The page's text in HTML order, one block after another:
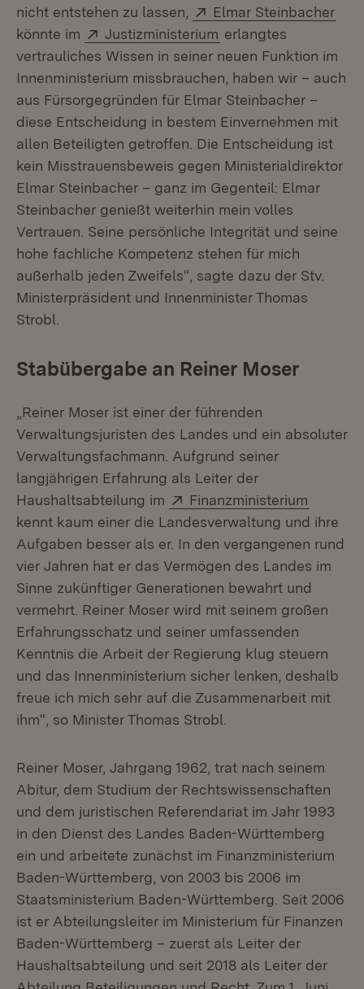
nicht entstehen zu lassen,
Extern:
Elmar Steinbacher
könnte im
Extern:
Justizministerium (Öffnet in neuem
erlangtes
vertrauliches Wissen in seiner neuen Funktion im
Innenministerium missbrauchen, haben wir – auch
aus Fürsorgegründen für Elmar Steinbacher –
diese Entscheidung in bestem Einvernehmen mit
allen Beteiligten getroffen. Die Entscheidung ist
kein Misstrauensbeweis gegen Ministerialdirektor
Elmar Steinbacher – ganz im Gegenteil: Elmar
Steinbacher genießt weiterhin mein volles
Vertrauen. Seine persönliche Integrität und seine
hohe fachliche Kompetenz stehen für mich
außerhalb jeden Zweifels“, sagte dazu der Stv.
Ministerpräsident und Innenminister Thomas
Strobl.
Stabübergabe an Reiner Moser
„Reiner Moser ist einer der führenden
Verwaltungsjuristen des Landes und ein absoluter
Verwaltungsfachmann. Aufgrund seiner
langjährigen Erfahrung als Leiter der
Haushaltsabteilung im
Extern:
Finanzministerium
kennt kaum einer die Landesverwaltung und ihre
Aufgaben besser als er. In den vergangenen rund
vier Jahren hat er das Vermögen des Landes im
Sinne zukünftiger Generationen bewahrt und
vermehrt. Reiner Moser wird mit seinem großen
Erfahrungsschatz und seiner umfassenden
Kenntnis die Arbeit der Regierung klug steuern
und das Innenministerium sicher lenken, deshalb
freue ich mich sehr auf die Zusammenarbeit mit
ihm“, so Minister Thomas Strobl.
Reiner Moser, Jahrgang 1962, trat nach seinem
Abitur, dem Studium der Rechtswissenschaften
und dem juristischen Referendariat im Jahr 1993
in den Dienst des Landes Baden-Württemberg
ein und arbeitete zunächst im Finanzministerium
Baden-Württemberg, von 2003 bis 2006 im
Staatsministerium Baden-Württemberg. Seit 2006
ist er Abteilungsleiter im Ministerium für Finanzen
Baden-Württemberg – zuerst als Leiter der
Haushaltsabteilung und seit 2018 als Leiter der